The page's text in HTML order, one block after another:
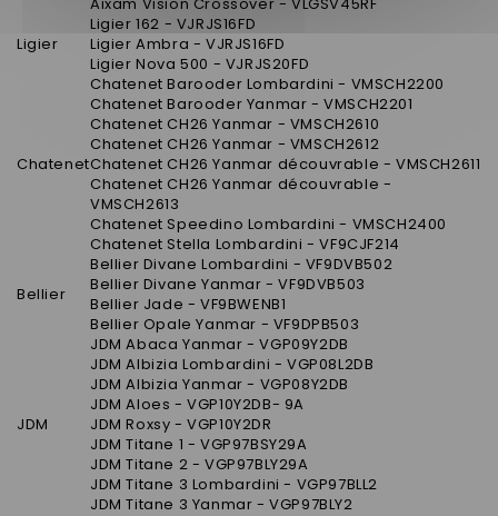
Ligier
Ligier 162 - VJRJS16FD
Ligier Ambra - VJRJS16FD
Ligier Nova 500 - VJRJS20FD
Chatenet
Chatenet Barooder Lombardini - VMSCH2200
Chatenet Barooder Yanmar - VMSCH2201
Chatenet CH26 Yanmar - VMSCH2610
Chatenet CH26 Yanmar - VMSCH2612
Chatenet CH26 Yanmar découvrable - VMSCH2611
Chatenet CH26 Yanmar découvrable -
VMSCH2613
Chatenet Speedino Lombardini - VMSCH2400
Chatenet Stella Lombardini - VF9CJF214
Bellier
Bellier Divane Lombardini - VF9DVB502
Bellier Divane Yanmar - VF9DVB503
Bellier Jade - VF9BWENB1
Bellier Opale Yanmar - VF9DPB503
JDM
JDM Abaca Yanmar - VGP09Y2DB
JDM Albizia Lombardini - VGP08L2DB
JDM Albizia Yanmar - VGP08Y2DB
JDM Aloes - VGP10Y2DB- 9A
JDM Roxsy - VGP10Y2DR
JDM Titane 1 - VGP97BSY29A
JDM Titane 2 - VGP97BLY29A
JDM Titane 3 Lombardini - VGP97BLL2
JDM Titane 3 Yanmar - VGP97BLY2